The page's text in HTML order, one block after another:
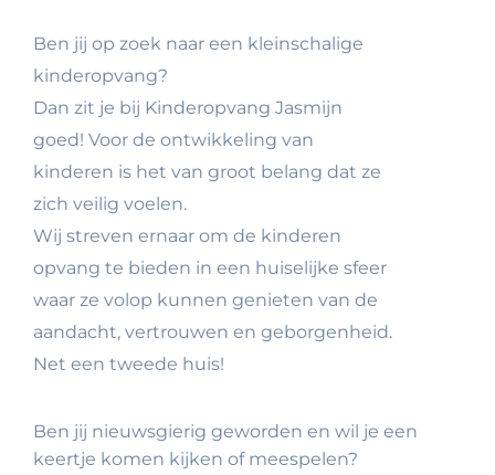
Ben jij op zoek naar een kleinschalige
kinderopvang?
Dan zit je bij Kinderopvang Jasmijn
goed! Voor de ontwikkeling van
kinderen is het van groot belang dat ze
zich veilig voelen.
Wij streven ernaar om de kinderen
opvang te bieden in een huiselijke sfeer
waar ze volop kunnen genieten van de
aandacht, vertrouwen en geborgenheid.
Net een tweede huis!
Ben jij nieuwsgierig geworden en wil je een
keertje komen kijken of meespelen?